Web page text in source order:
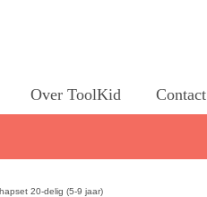
Over ToolKid
20-delig (5-9 jaar)